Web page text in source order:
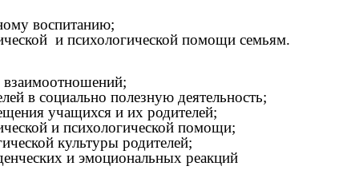
воспитанию;
и психологической помощи семьям.
взаимоотношений;
в социально полезную деятельность;
учащихся и их родителей;
и психологической помощи;
культуры родителей;
и эмоциональных реакций